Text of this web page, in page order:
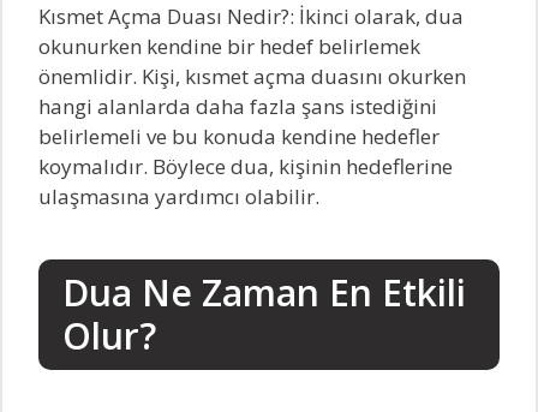
Kısmet Açma Duası Nedir?: İkinci olarak, dua
okunurken kendine bir hedef belirlemek
önemlidir. Kişi, kısmet açma duasını okurken
hangi alanlarda daha fazla şans istediğini
belirlemeli ve bu konuda kendine hedefler
koymalıdır. Böylece dua, kişinin hedeflerine
ulaşmasına yardımcı olabilir.
Dua Ne Zaman En Etkili
Olur?